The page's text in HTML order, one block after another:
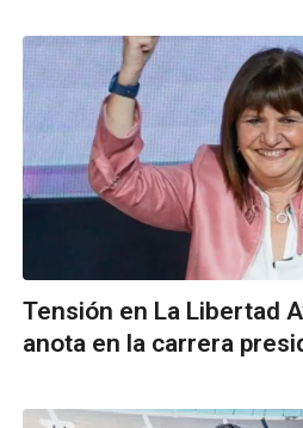
Tensión en La Libertad
anota en la carrera